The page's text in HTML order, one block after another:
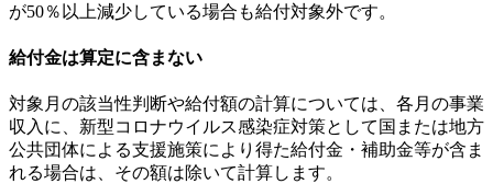
が50％以上減少している場合も給付対象外です。
給付金は算定に含まない
対象月の該当性判断や給付額の計算については、各月の事業
収入に、新型コロナウイルス感染症対策として国または地方
公共団体による支援施策により得た給付金・補助金等が含ま
れる場合は、その額は除いて計算します。